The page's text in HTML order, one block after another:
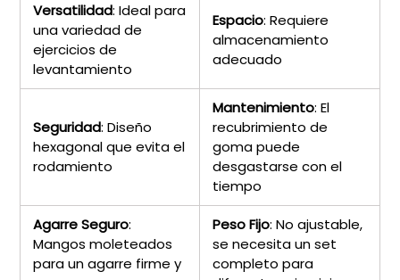
Versatilidad: Ideal para
una variedad de
ejercicios de
levantamiento
Espacio: Requiere
almacenamiento
adecuado
Seguridad: Diseño
hexagonal que evita el
rodamiento
Mantenimiento: El
recubrimiento de
goma puede
desgastarse con el
tiempo
Agarre Seguro:
Mangos moleteados
para un agarre firme y
Peso Fijo: No ajustable,
se necesita un set
completo para